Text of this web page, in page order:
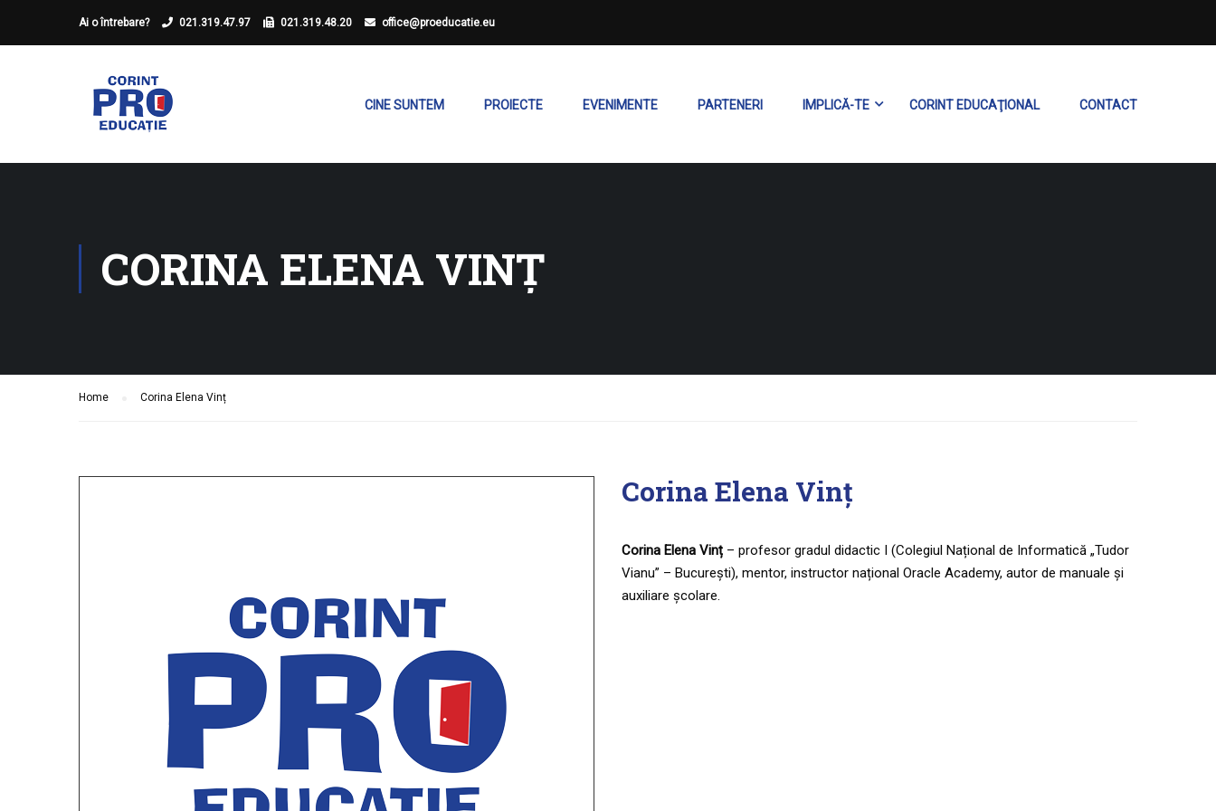
Ai o întrebare? 021.319.47.97 021.319.48.20 office@proeducatie.eu
CINE SUNTEM PROIECTE EVENIMENTE PARTENERI IMPLICĂ-TE CORINT EDUCAŢIONAL CONTACT
CORINA ELENA VINȚ
Home Corina Elena Vinț
Corina Elena Vinț
Corina Elena Vinț – profesor gradul didactic I (Colegiul Național de Informatică „Tudor
Vianu” – București), mentor, instructor național Oracle Academy, autor de manuale și
auxiliare școlare.